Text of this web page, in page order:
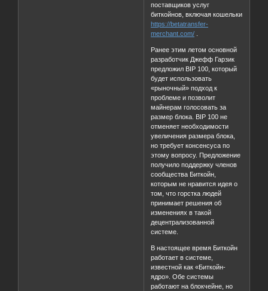
поставщиков услуг
биткойнов, включая кошельки
https://betatransfer-
merchant.com/
Ранее этим летом основной
разработчик Джефф Гарзик
предложил BIP 100, который
будет использовать
«рыночный» подход к
проблеме и позволит
майнерам голосовать за
размер блока. BIP 100 не
отменяет необходимости
увеличения размера блока,
но требует консенсуса по
этому вопросу. Предложение
получило поддержку членов
сообщества Биткойн,
которым не нравится идея о
том, что горстка людей
принимает решения об
изменениях в такой
децентрализованной
системе.
В настоящее время Биткойн
работает в системе,
известной как «Биткойн-
ядро». Обе системы
работают на блокчейне, но